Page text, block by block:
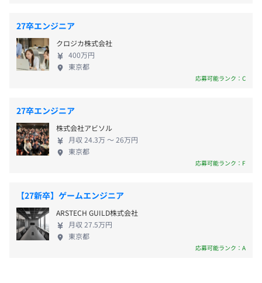
Docker、Terraform、AWS CloudFormation、Ansible、
Amazon ECS、Google Kubernetes Engine、Zabbix、
Datadog、Mackerel
BigQuery、Elasticsearch、Apache Spark、Amazon
Athena、Dataflow
・産前／産後休暇
・育児休暇
・介護休暇
・Woman休暇
・子の看護のための休暇
・残業代
・交通費支給
・役職手当
・特別賞与
・上場時分配金あり
前年度の月平均所定外労働時間の実績
11.6日
前事業年度の育児休業取得者数／出産者数
男性4人/26人
女性17人/18人
役員1.0%
管理職16.0%
27卒エンジニア
クロジカ株式会社
400万円
東京都
応募可能ランク：C
27卒エンジニア
株式会社アビソル
月収 24.3万 〜 26万円
東京都
応募可能ランク：F
【27新卒】ゲームエンジニア
ARSTECH GUILD株式会社
月収 27.5万円
東京都
応募可能ランク：A